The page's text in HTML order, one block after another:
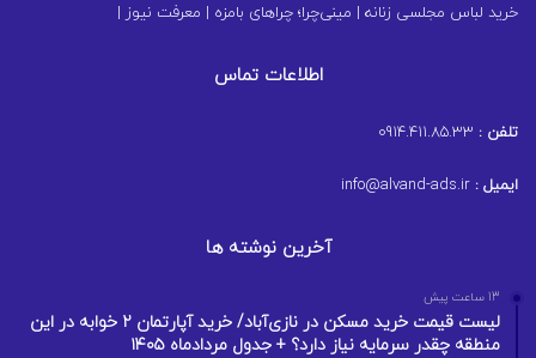
خرید لباس مجلسی زنانه | مینی‌چرا؛ چراهای بامزه | معرفت نیوز |
اطلاعات تماس
تلفن :
ایمیل :
آخرین نوشته ها
13 ساعت پیش
لیست قیمت خرید مسکن در نازی‌آباد/ خرید آپارتمان ۲ خوابه در این
منطقه چقدر سرمایه نیاز دارد؟ + جدول مردادماه ۱۴۰۵